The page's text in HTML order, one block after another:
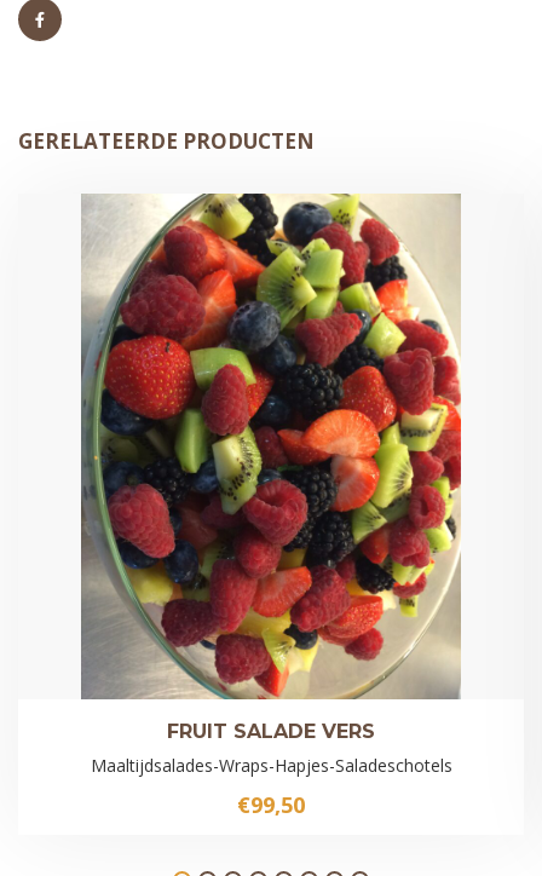
FRUIT SALADE VERS
Maaltijdsalades-Wraps-Hapjes-Saladeschotels
€99,50